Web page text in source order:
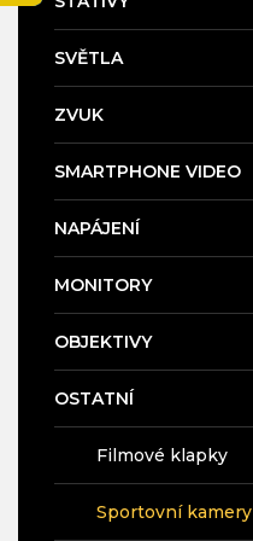
SVĚTLA
ZVUK
SMARTPHONE VIDEO
NAPÁJENÍ
MONITORY
OBJEKTIVY
OSTATNÍ
Filmové klapky
Sportovní kamery